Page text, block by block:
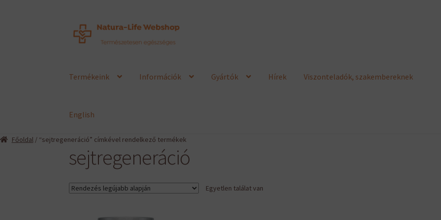
Ugrás
Kilépés
Termékeink Információk Gyártók Hírek Viszonteladók, szakembereknek
English
Főoldal/ “sejtregeneráció” címkével rendelkező termékek
sejtregeneráció
Egyetlen találat van